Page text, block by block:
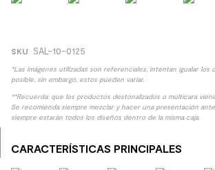
: SAL-10-0125
*Las imágenes utilizadas son referenciales, intentan igualar los
posible, sin embargo, estos pueden variar.
**Recuerda: que los productos destonalizados o multicara
Se recomienda siempre mezclar y hacer una presentación
siempre estarán todos los diseños dentro de la misma caja.
CARACTERÍSTICAS PRINCIPALES